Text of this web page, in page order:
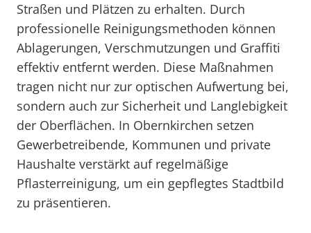
Straßen und Plätzen zu erhalten. Durch
professionelle Reinigungsmethoden können
Ablagerungen, Verschmutzungen und Graffiti
effektiv entfernt werden. Diese Maßnahmen
tragen nicht nur zur optischen Aufwertung bei,
sondern auch zur Sicherheit und Langlebigkeit
der Oberflächen. In Obernkirchen setzen
Gewerbetreibende, Kommunen und private
Haushalte verstärkt auf regelmäßige
Pflasterreinigung, um ein gepflegtes Stadtbild
zu präsentieren.